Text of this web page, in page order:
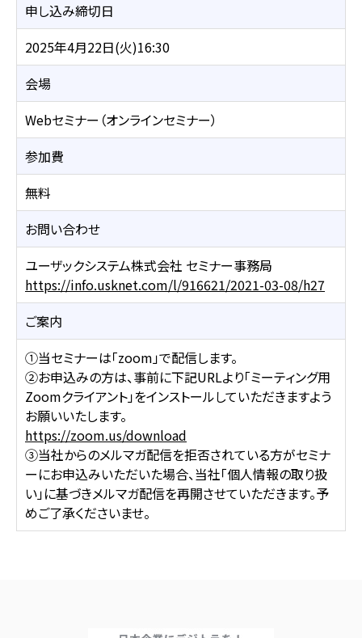
申し込み締切日
2025年4月22日(火)16:30
会場
Webセミナー（オンラインセミナー）
参加費
無料
お問い合わせ
ユーザックシステム株式会社 セミナー事務局
https://info.usknet.com/l/916621/2021-03-08/h27
ご案内
①当セミナーは「zoom」で配信します。
②お申込みの方は、事前に下記URLより「ミーティング用
Zoomクライアント」をインストールしていただきますよう
お願いいたします。
https://zoom.us/download
③当社からのメルマガ配信を拒否されている方がセミナ
ーにお申込みいただいた場合、当社「個人情報の取り扱
い」に基づきメルマガ配信を再開させていただきます。予
めご了承くださいませ。